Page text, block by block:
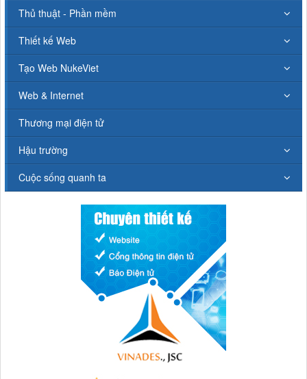
Thủ thuật - Phần mềm
Thiết kế Web
Tạo Web NukeViet
Web & Internet
Thương mại điện tử
Hậu trường
Cuộc sống quanh ta